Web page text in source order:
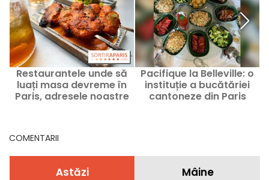
Restaurantele unde să
luați masa devreme în
Paris, adresele noastre
Pacifique la Belleville: o
instituție a bucătăriei
cantoneze din Paris
COMENTARII
Astăzi Mâine